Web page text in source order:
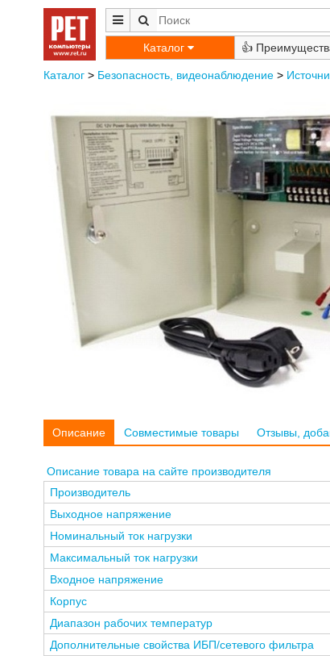
Каталог 👍
Каталог> Безопасность, видеонаблюдение>
Описание Совместимые товары Отзывы,
Описание товара на сайте производителя
Производитель
Выходное напряжение
Номинальный ток нагрузки
Максимальный ток нагрузки
Входное напряжение
Корпус
Диапазон рабочих температур
Дополнительные свойства ИБП/сетевого фильтра